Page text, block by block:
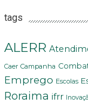
tags
ALERR
Caer Campanha
Emprego Escolas
Roraima ifrr